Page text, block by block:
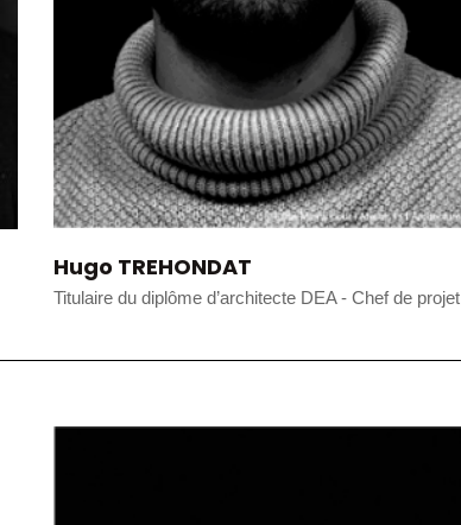
Hugo TREHONDAT
Titulaire du diplôme d’architecte DEA - Chef de projet